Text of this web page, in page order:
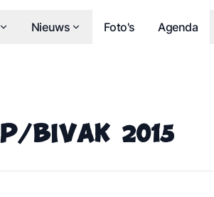
Nieuws Foto's Agenda
bivak 2015